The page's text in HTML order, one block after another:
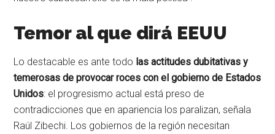
Temor al que dirá EEUU
Lo destacable es ante todo las actitudes dubitativas y
temerosas de provocar roces con el gobierno de Estados
Unidos: el progresismo actual está preso de
contradicciones que en apariencia los paralizan, señala
Raúl Zibechi. Los gobiernos de la región necesitan